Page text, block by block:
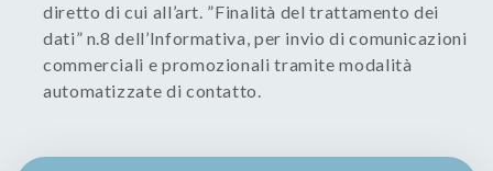
diretto di cui all’art. ”Finalità del trattamento dei
dati” n.8 dell’Informativa, per invio di comunicazioni
commerciali e promozionali tramite modalità
automatizzate di contatto.